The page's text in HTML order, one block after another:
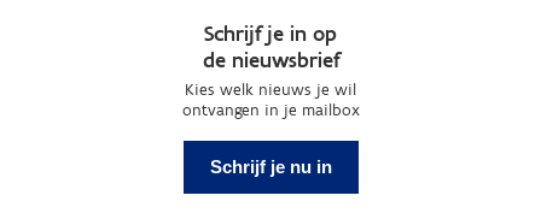
Schrijf je in op
de nieuwsbrief
Kies welk nieuws je wil
ontvangen in je mailbox
Schrijf je nu in